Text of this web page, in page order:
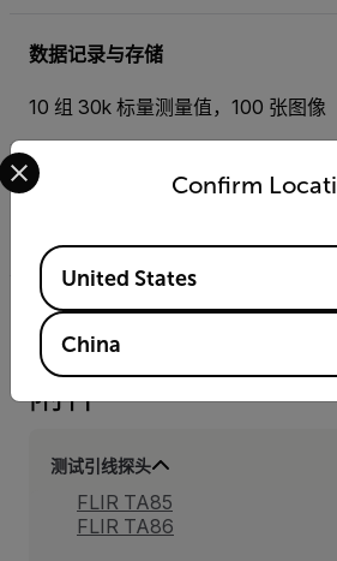
数据记录与存储
10 组 30k 标量测量值，100 张图像
连通性
附件
测试引线探头
FLIR TA85
FLIR TA86
Confirm
Select your preferred country and
Available Locations
United States
China